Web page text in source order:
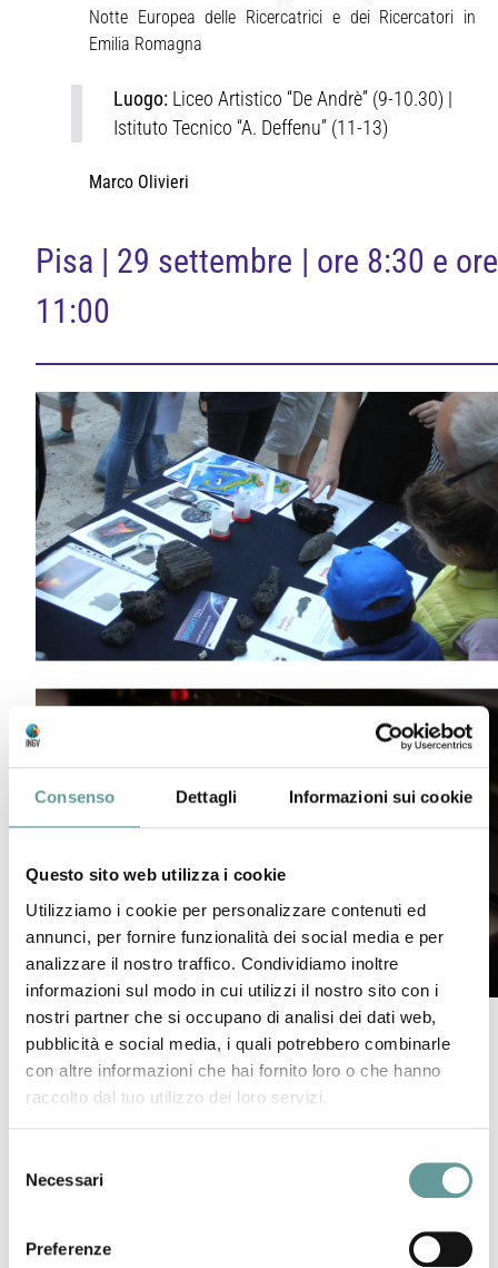
Consenso Dettagli Informazioni sui cookie
Questo sito web utilizza i cookie
Utilizziamo i cookie per personalizzare contenuti ed
annunci, per fornire funzionalità dei social media e per
analizzare il nostro traffico. Condividiamo inoltre
informazioni sul modo in cui utilizzi il nostro sito con i
nostri partner che si occupano di analisi dei dati web,
pubblicità e social media, i quali potrebbero combinarle
con altre informazioni che hai fornito loro o che hanno
raccolto dal tuo utilizzo dei loro servizi.
delNecessari
Preferenze
Notte Europea delle Ricercatrici e dei Ricercatori in
Emilia Romagna
Luogo: Liceo Artistico “De Andrè” (9-10.30) |
Istituto Tecnico “A. Deffenu” (11-13)
Marco Olivieri
Pisa | 29 settembre | ore 8:30 e ore
11:00
TERRA INQUIETA
Claudia d’Oriano,Chiara Paola Montagna,Damiano
Biagini, Michele d’Ambrosioe
secondarie di primo grado per un percorso
multidisciplinare tra terremoti e vulcani, che spazierà
dai sistemi di monitoraggio sismico alla scoperta dei
segreti delle rocce vulcaniche. Evento solo su